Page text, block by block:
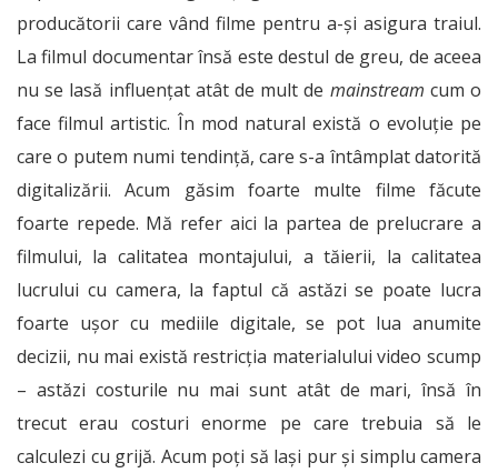
producătorii care vând filme pentru a-și asigura traiul.
La filmul documentar însă este destul de greu, de aceea
nu se lasă influențat atât de mult de mainstream cum o
face filmul artistic. În mod natural există o evoluție pe
care o putem numi tendință, care s-a întâmplat datorită
digitalizării. Acum găsim foarte multe filme făcute
foarte repede. Mă refer aici la partea de prelucrare a
filmului, la calitatea montajului, a tăierii, la calitatea
lucrului cu camera, la faptul că astăzi se poate lucra
foarte ușor cu mediile digitale, se pot lua anumite
decizii, nu mai există restricția materialului video scump
– astăzi costurile nu mai sunt atât de mari, însă în
trecut erau costuri enorme pe care trebuia să le
calculezi cu grijă. Acum poți să lași pur și simplu camera